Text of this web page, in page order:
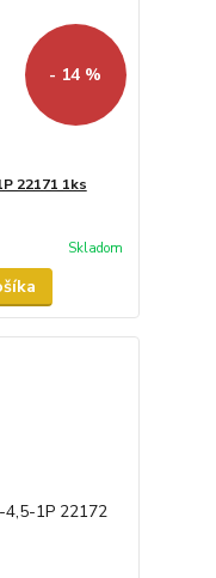
- 14 %
22171 1ks
Skladom